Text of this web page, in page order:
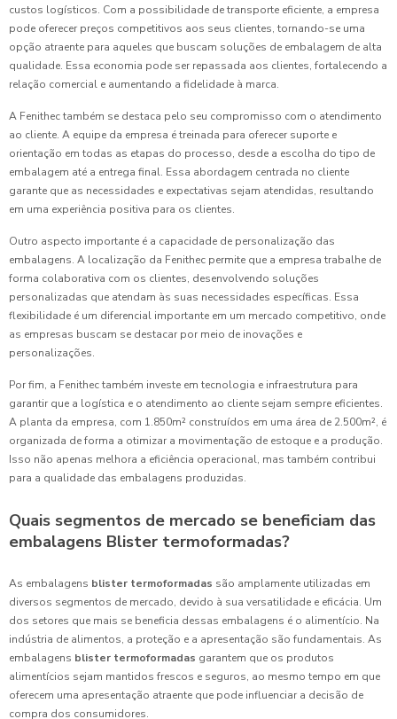
custos logísticos. Com a possibilidade de transporte eficiente, a empresa
pode oferecer preços competitivos aos seus clientes, tornando-se uma
opção atraente para aqueles que buscam soluções de embalagem de alta
qualidade. Essa economia pode ser repassada aos clientes, fortalecendo a
relação comercial e aumentando a fidelidade à marca.
A Fenithec também se destaca pelo seu compromisso com o atendimento
ao cliente. A equipe da empresa é treinada para oferecer suporte e
orientação em todas as etapas do processo, desde a escolha do tipo de
embalagem até a entrega final. Essa abordagem centrada no cliente
garante que as necessidades e expectativas sejam atendidas, resultando
em uma experiência positiva para os clientes.
Outro aspecto importante é a capacidade de personalização das
embalagens. A localização da Fenithec permite que a empresa trabalhe de
forma colaborativa com os clientes, desenvolvendo soluções
personalizadas que atendam às suas necessidades específicas. Essa
flexibilidade é um diferencial importante em um mercado competitivo, onde
as empresas buscam se destacar por meio de inovações e
personalizações.
Por fim, a Fenithec também investe em tecnologia e infraestrutura para
garantir que a logística e o atendimento ao cliente sejam sempre eficientes.
A planta da empresa, com 1.850m² construídos em uma área de 2.500m², é
organizada de forma a otimizar a movimentação de estoque e a produção.
Isso não apenas melhora a eficiência operacional, mas também contribui
para a qualidade das embalagens produzidas.
Quais segmentos de mercado se beneficiam das
embalagens Blister termoformadas?
As embalagens blister termoformadas são amplamente utilizadas em
diversos segmentos de mercado, devido à sua versatilidade e eficácia. Um
dos setores que mais se beneficia dessas embalagens é o alimentício. Na
indústria de alimentos, a proteção e a apresentação são fundamentais. As
embalagens blister termoformadas garantem que os produtos
alimentícios sejam mantidos frescos e seguros, ao mesmo tempo em que
oferecem uma apresentação atraente que pode influenciar a decisão de
compra dos consumidores.